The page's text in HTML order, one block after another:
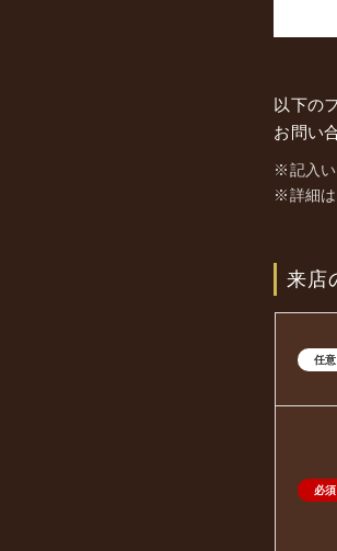
以下の
お問い
※記入い
※詳細は
来店
任意
必須